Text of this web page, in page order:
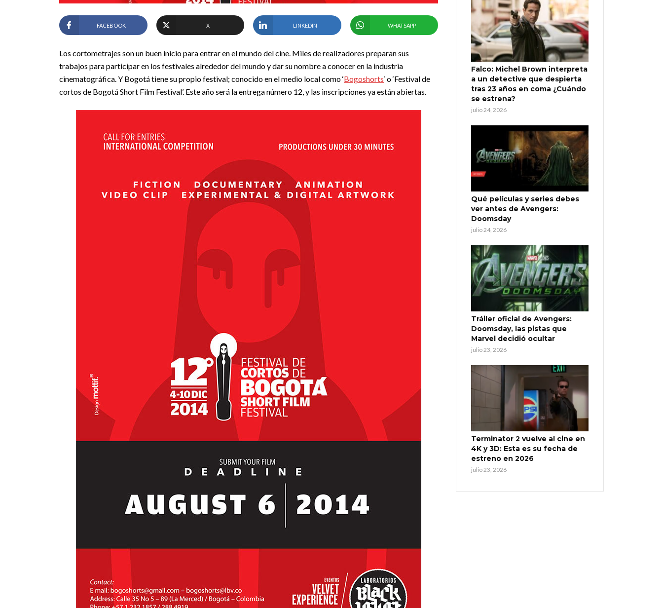
FACEBOOK X LINKEDIN WHATSAPP
Los cortometrajes son un buen inicio para entrar en el mundo del cine. Miles de realizadores preparan sus
trabajos para participar en los festivales alrededor del mundo y dar su nombre a conocer en la industria
cinematográfica. Y Bogotá tiene su propio festival; conocido en el medio local como ‘Bogoshorts‘ o ‘Festival de
cortos de Bogotá Short Film Festival’. Este año será la entrega número 12, y las inscripciones ya están abiertas.
Falco: Michel Brown interpreta
a un detective que despierta
tras 23 años en coma ¿Cuándo
se estrena?
julio 24, 2026
Qué películas y series debes
ver antes de Avengers:
Doomsday
julio 24, 2026
Tráiler oficial de Avengers:
Doomsday, las pistas que
Marvel decidió ocultar
julio 23, 2026
Terminator 2 vuelve al cine en
4K y 3D: Esta es su fecha de
estreno en 2026
julio 23, 2026